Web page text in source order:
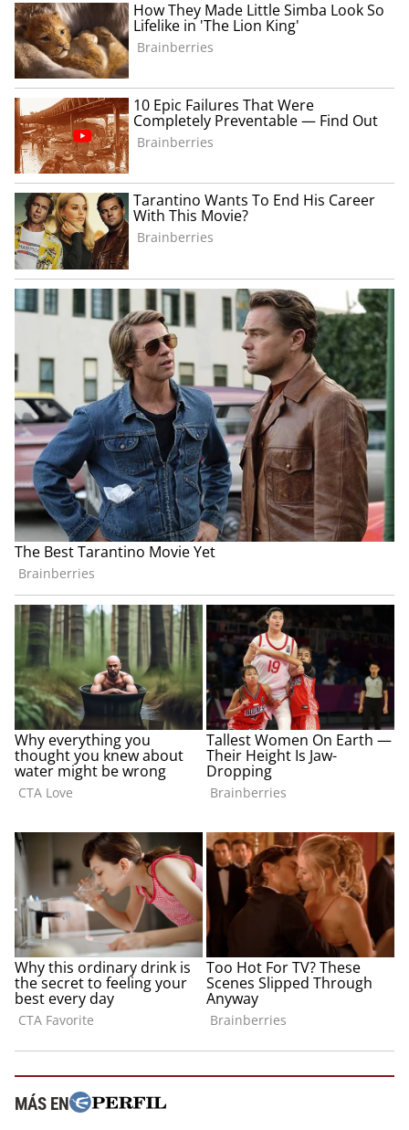
MÁS EN